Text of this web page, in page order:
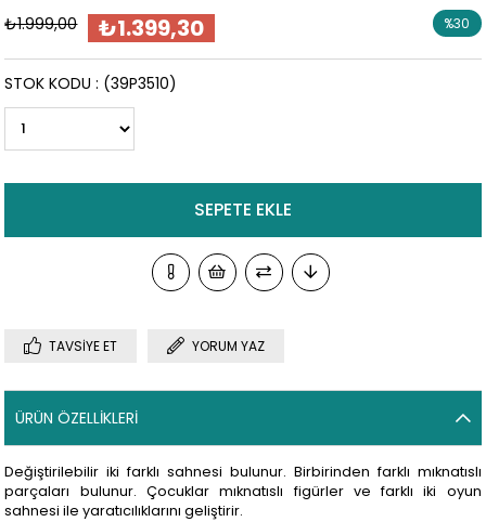
₺1.999,00 ₺1.399,30 %30
(39P3510)
STOK KODU
TAVSIYE ET YORUM YAZ
ÜRÜN ÖZELLIKLERI
Değiştirilebilir iki farklı sahnesi bulunur. Birbirinden farklı mıknatıslı
parçaları bulunur. Çocuklar mıknatıslı figürler ve farklı iki oyun
sahnesi ile yaratıcılıklarını geliştirir.